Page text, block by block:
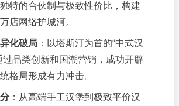
特的合伙制与极致性价比，构建
店网络护城河。
化破局：以塔斯汀为首的“中式汉
过品类创新和国潮营销，成功开辟
格局形成有力冲击。
：从高端手工汉堡到极致平价汉